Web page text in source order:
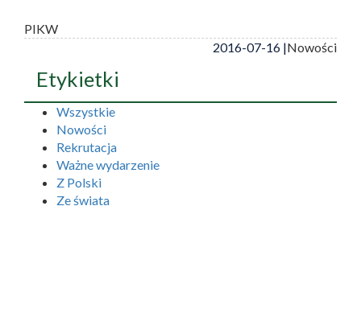
PIKW
2016-07-16 |Nowości
Etykietki
Wszystkie
Nowości
Rekrutacja
Ważne wydarzenie
Z Polski
Ze świata